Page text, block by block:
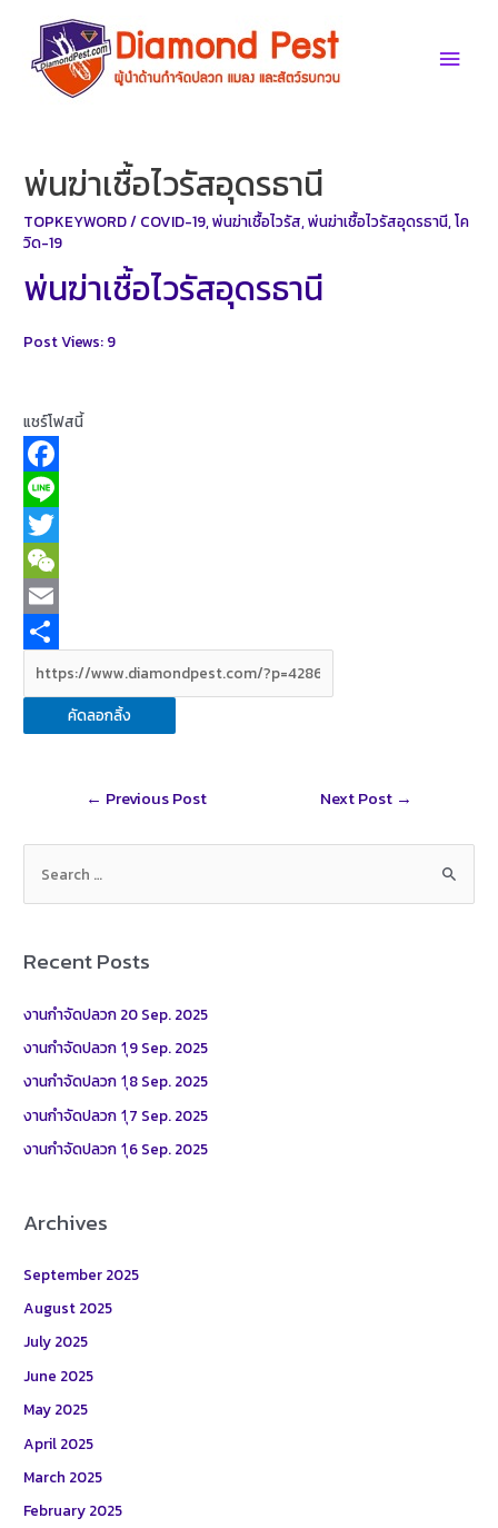
content
Main
พ่นฆ่าเชื้อไวรัสอุดรธานี
TOPKEYWORD/ COVID-19,พ่นฆ่าเชื้อไวรัส,พ่นฆ่าเชื้อไวรัสอุดรธานี,โค
วิด-19
พ่นฆ่าเชื้อไวรัสอุดรธานี
Post Views: 9
แชร์โฟสนี้
F
a
c
e
b
o
k
L
n
e
T
w
t
e
W
e
h
a
E
m
a
i
h
a
คัดลอกลิ้ง
← Previous Post Next Post →
h
:
Recent Posts
งานกำจัดปลวก 20 Sep. 2025
งานกำจัดปลวก 1ุ9 Sep. 2025
งานกำจัดปลวก 1ุ8 Sep. 2025
งานกำจัดปลวก 1ุ7 Sep. 2025
งานกำจัดปลวก 1ุ6 Sep. 2025
Archives
September 2025
August 2025
July 2025
June 2025
May 2025
April 2025
March 2025
February 2025